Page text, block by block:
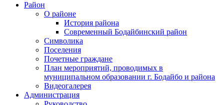
Район
О районе
История района
Современный Бодайбинский район
Символика
Поселения
Почетные граждане
План мероприятий, проводимых в
муниципальном образовании г. Бодайбо и района
Видеогалерея
Администрация